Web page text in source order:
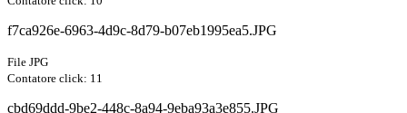
f7ca926e-6963-4d9c-8d79-b07eb1995ea5.JPG
File JPG
Contatore click: 11
cbd69ddd-9be2-448c-8a94-9eba93a3e855.JPG